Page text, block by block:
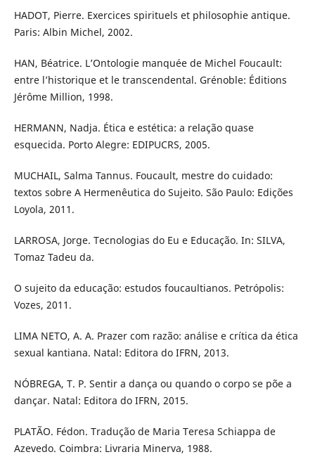
HADOT, Pierre. Exercices spirituels et philosophie antique.
Paris: Albin Michel, 2002.
HAN, Béatrice. L’Ontologie manquée de Michel Foucault:
entre l’historique et le transcendental. Grénoble: Éditions
Jérôme Million, 1998.
HERMANN, Nadja. Ética e estética: a relação quase
esquecida. Porto Alegre: EDIPUCRS, 2005.
MUCHAIL, Salma Tannus. Foucault, mestre do cuidado:
textos sobre A Hermenêutica do Sujeito. São Paulo: Edições
Loyola, 2011.
LARROSA, Jorge. Tecnologias do Eu e Educação. In: SILVA,
Tomaz Tadeu da.
O sujeito da educação: estudos foucaultianos. Petrópolis:
Vozes, 2011.
LIMA NETO, A. A. Prazer com razão: análise e crítica da ética
sexual kantiana. Natal: Editora do IFRN, 2013.
NÓBREGA, T. P. Sentir a dança ou quando o corpo se põe a
dançar. Natal: Editora do IFRN, 2015.
PLATÃO. Fédon. Tradução de Maria Teresa Schiappa de
Azevedo. Coimbra: Livraria Minerva, 1988.